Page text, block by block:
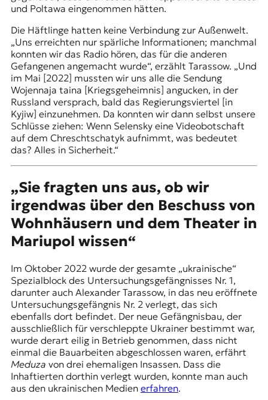
und Poltawa eingenommen hätten.
Die Häftlinge hatten keine Verbindung zur Außenwelt.
„Uns erreichten nur spärliche Informationen; manchmal
konnten wir das Radio hören, das für die anderen
Gefangenen angemacht wurde“, erzählt Tarassow. „Und
im Mai [2022] mussten wir uns alle die Sendung
Wojennaja taina [Kriegsgeheimnis] angucken, in der
Russland versprach, bald das Regierungsviertel [in
Kyjiw] einzunehmen. Da konnten wir dann selbst unsere
Schlüsse ziehen: Wenn Selensky eine Videobotschaft
auf dem Chreschtschatyk aufnimmt, was bedeutet
das? Alles in Sicherheit.“
„Sie fragten uns aus, ob wir
irgendwas über den Beschuss von
Wohnhäusern und dem Theater in
Mariupol wissen“
Im Oktober 2022 wurde der gesamte „ukrainische“
Spezialblock des Untersuchungsgefängnisses Nr. 1,
darunter auch Alexander Tarassow, in das neu eröffnete
Untersuchungsgefängnis Nr. 2 verlegt, das sich
ebenfalls dort befindet. Der neue Gefängnisbau, der
ausschließlich für verschleppte Ukrainer bestimmt war,
wurde derart eilig in Betrieb genommen, dass nicht
einmal die Bauarbeiten abgeschlossen waren, erfährt
Meduza von drei ehemaligen Insassen. Dass die
Inhaftierten dorthin verlegt wurden, konnte man auch
aus den ukrainischen Medien erfahren.